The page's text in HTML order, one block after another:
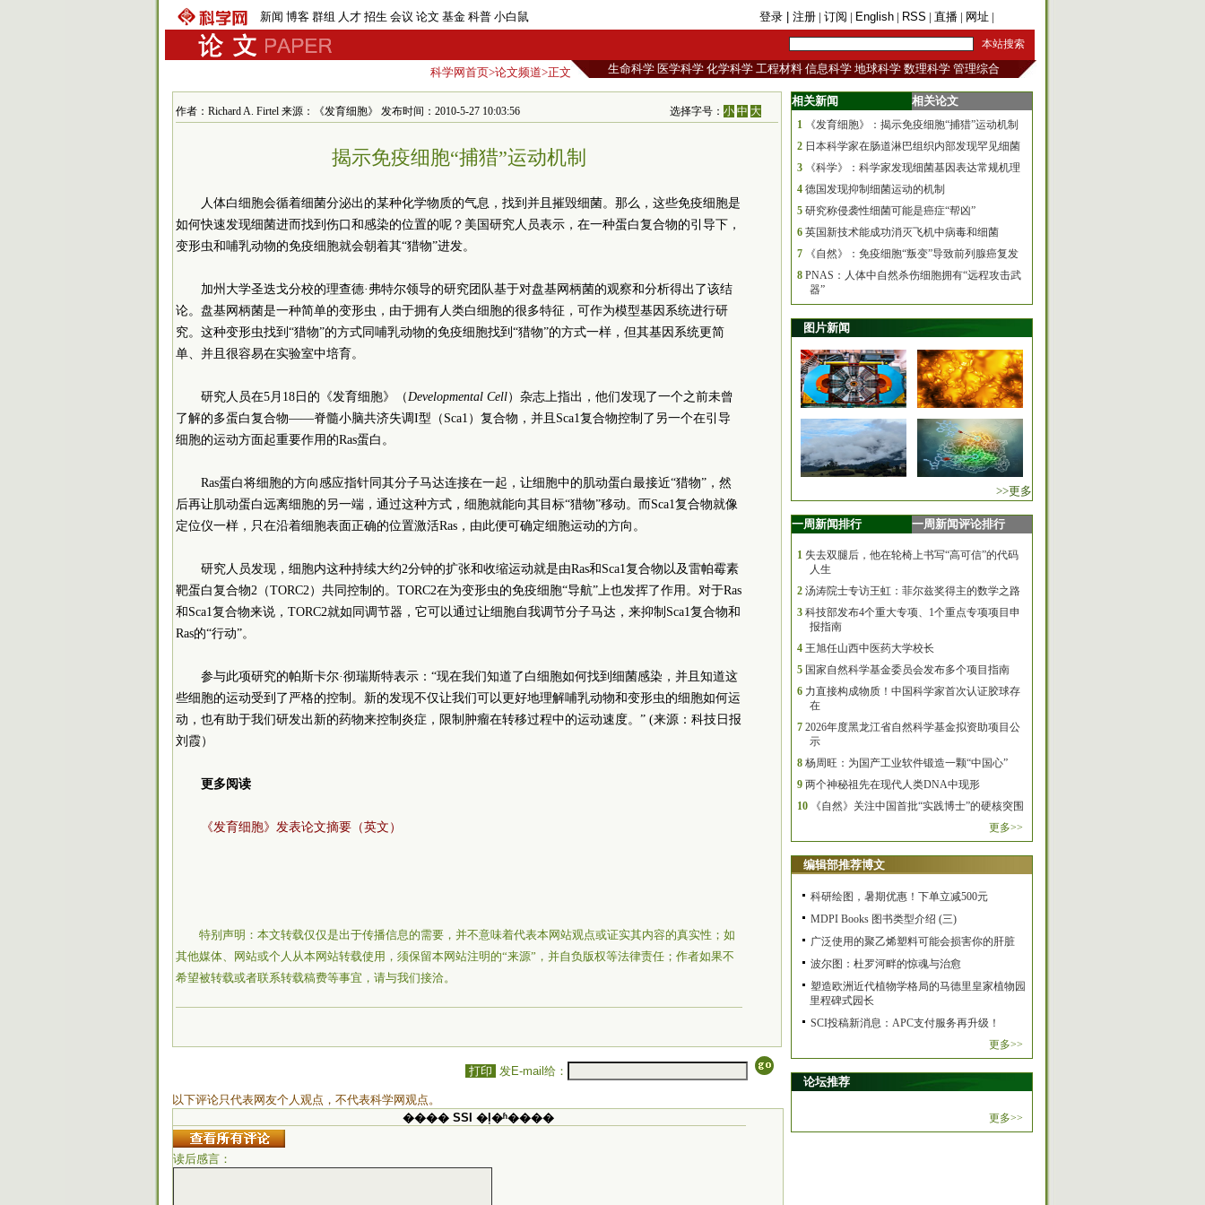
新闻 博客 群组 人才 招生 会议 论文 基金 科普 小白鼠 登录 | 注册 | 订阅 | English | RSS | 直播 | 网址 |
科学网首页>论文频道>正文 生命科学 医学科学 化学科学 工程材料 信息科学 地球科学 数理科学 管理综合
作者：Richard A. Firtel 来源：《发育细胞》 发布时间：2010-5-27 10:03:56 选择字号：小 中 大
揭示免疫细胞“捕猎”运动机制
人体白细胞会循着细菌分泌出的某种化学物质的气息，找到并且摧毁细菌。那么，这些免疫细胞是
如何快速发现细菌进而找到伤口和感染的位置的呢？美国研究人员表示，在一种蛋白复合物的引导下，
变形虫和哺乳动物的免疫细胞就会朝着其“猎物”进发。
加州大学圣迭戈分校的理查德·弗特尔领导的研究团队基于对盘基网柄菌的观察和分析得出了该结
论。盘基网柄菌是一种简单的变形虫，由于拥有人类白细胞的很多特征，可作为模型基因系统进行研
究。这种变形虫找到“猎物”的方式同哺乳动物的免疫细胞找到“猎物”的方式一样，但其基因系统更简
单、并且很容易在实验室中培育。
研究人员在5月18日的《发育细胞》（Developmental Cell）杂志上指出，他们发现了一个之前未曾
了解的多蛋白复合物——脊髓小脑共济失调I型（Sca1）复合物，并且Sca1复合物控制了另一个在引导
细胞的运动方面起重要作用的Ras蛋白。
Ras蛋白将细胞的方向感应指针同其分子马达连接在一起，让细胞中的肌动蛋白最接近“猎物”，然
后再让肌动蛋白远离细胞的另一端，通过这种方式，细胞就能向其目标“猎物”移动。而Sca1复合物就像
定位仪一样，只在沿着细胞表面正确的位置激活Ras，由此便可确定细胞运动的方向。
研究人员发现，细胞内这种持续大约2分钟的扩张和收缩运动就是由Ras和Sca1复合物以及雷帕霉素
靶蛋白复合物2（TORC2）共同控制的。TORC2在为变形虫的免疫细胞“导航”上也发挥了作用。对于Ras
和Sca1复合物来说，TORC2就如同调节器，它可以通过让细胞自我调节分子马达，来抑制Sca1复合物和
Ras的“行动”。
参与此项研究的帕斯卡尔·彻瑞斯特表示：“现在我们知道了白细胞如何找到细菌感染，并且知道这
些细胞的运动受到了严格的控制。新的发现不仅让我们可以更好地理解哺乳动物和变形虫的细胞如何运
动，也有助于我们研发出新的药物来控制炎症，限制肿瘤在转移过程中的运动速度。” (来源：科技日报
刘霞）
更多阅读
《发育细胞》发表论文摘要（英文）
特别声明：本文转载仅仅是出于传播信息的需要，并不意味着代表本网站观点或证实其内容的真实性；如
其他媒体、网站或个人从本网站转载使用，须保留本网站注明的“来源”，并自负版权等法律责任；作者如果不
希望被转载或者联系转载稿费等事宜，请与我们接洽。
打印 发E-mail给：
以下评论只代表网友个人观点，不代表科学网观点。
���� SSI �ļ�ʱ����
读后感言：
相关新闻 相关论文
1
《发育细胞》：揭示免疫细胞“捕猎”运动机制
2 日本科学家在肠道淋巴组织内部发现罕见细菌
3
《科学》：科学家发现细菌基因表达常规机理
4 德国发现抑制细菌运动的机制
5 研究称侵袭性细菌可能是癌症“帮凶”
6 英国新技术能成功消灭飞机中病毒和细菌
7
《自然》：免疫细胞“叛变”导致前列腺癌复发
8 PNAS：人体中自然杀伤细胞拥有“远程攻击武
器”
图片新闻
>>更多
一周新闻排行 一周新闻评论排行
1 失去双腿后，他在轮椅上书写“高可信”的代码
人生
2 汤涛院士专访王虹：菲尔兹奖得主的数学之路
3 科技部发布4个重大专项、1个重点专项项目申
报指南
4 王旭任山西中医药大学校长
5 国家自然科学基金委员会发布多个项目指南
6 力直接构成物质！中国科学家首次认证胶球存
在
7 2026年度黑龙江省自然科学基金拟资助项目公
示
8 杨周旺：为国产工业软件锻造一颗“中国心”
9 两个神秘祖先在现代人类DNA中现形
10
《自然》关注中国首批“实践博士”的硬核突围
更多>>
编辑部推荐博文
科研绘图，暑期优惠！下单立减500元
MDPI Books 图书类型介绍 (三)
广泛使用的聚乙烯塑料可能会损害你的肝脏
波尔图：杜罗河畔的惊魂与治愈
塑造欧洲近代植物学格局的马德里皇家植物园
里程碑式园长
SCI投稿新消息：APC支付服务再升级！
更多>>
论坛推荐
更多>>